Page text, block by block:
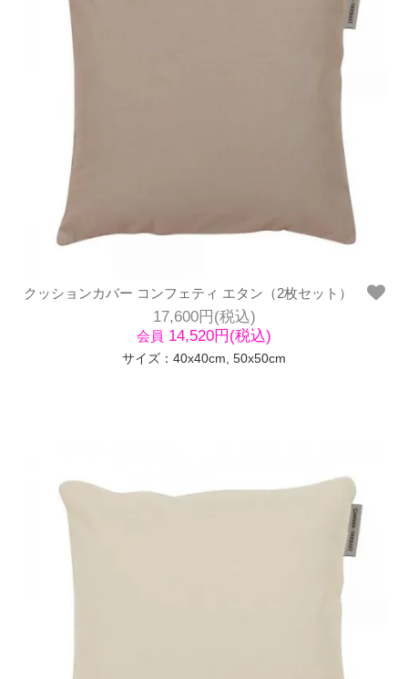
クッションカバー コンフェティ エタン（2枚セット）
17,600円(税込)
会員 14,520円(税込)
サイズ：40x40cm, 50x50cm